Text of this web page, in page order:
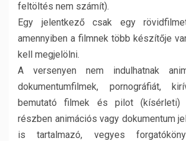
feltöltés nem számít).
Egy jelentkező csak egy
amennyiben a filmnek több készítője
kell megjelölni.
A versenyen nem indulhatnak
dokumentumfilmek, pornográfiát,
bemutató filmek és pilot (kísérleti)
részben animációs vagy dokumentum
is tartalmazó, vegyes